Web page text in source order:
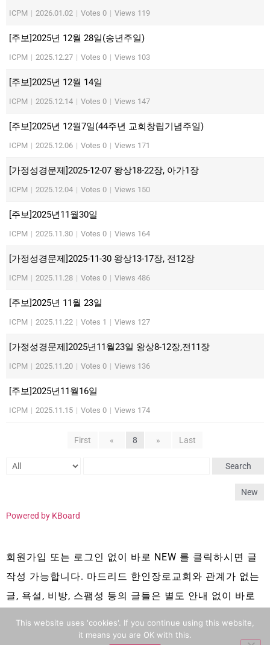
ICPM | 2026.01.02 | Votes 0 | Views 119
[주보]2025년 12월 28일(송년주일)
ICPM | 2025.12.27 | Votes 0 | Views 103
[주보]2025년 12월 14일
ICPM | 2025.12.14 | Votes 0 | Views 147
[주보]2025년 12월7일(44주년 교회창립기념주일)
ICPM | 2025.12.06 | Votes 0 | Views 171
[가정성경문제]2025-12-07 왕상18-22장, 아가1장
ICPM | 2025.12.04 | Votes 0 | Views 150
[주보]2025년11월30일
ICPM | 2025.11.30 | Votes 0 | Views 164
[가정성경문제]2025-11-30 왕상13-17장, 전12장
ICPM | 2025.11.28 | Votes 0 | Views 486
[주보]2025년 11월 23일
ICPM | 2025.11.22 | Votes 1 | Views 127
[가정성경문제]2025년11월23일 왕상8-12장,전11장
ICPM | 2025.11.20 | Votes 0 | Views 136
[주보]2025년11월16일
ICPM | 2025.11.15 | Votes 0 | Views 174
First « 8 » Last
Search
New
Powered by KBoard
회원가입 또는 로그인 없이 바로 NEW 를 클릭하시면 글
작성 가능합니다. 마드리드 한인장로교회와 관계가 없는
글, 욕설, 비방, 스팸성 등의 글들은 별도 안내 없이 바로
This website uses 'cookies'. If you continue using this website,
it means you are OK with this.